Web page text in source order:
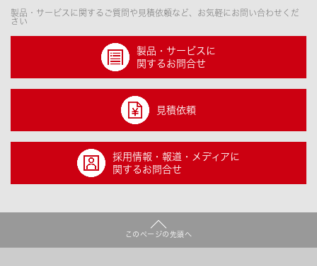
製品・サービスに関するご質問や見積依頼など、お気軽にお問い合わせくだ
さい
製品・サービスに
関するお問合せ
見積依頼
採用情報・報道・メディアに
関するお問合せ
このページの先頭へ